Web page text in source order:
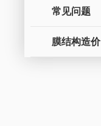
常见问题
膜结构造价